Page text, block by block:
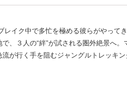
イク中で多忙を極める彼らがやって
、３人の“絆”が試される圏外絶景へ
が行く手を阻むジャングルトレッキ